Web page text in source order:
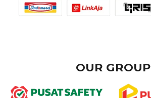
OUR GROUP